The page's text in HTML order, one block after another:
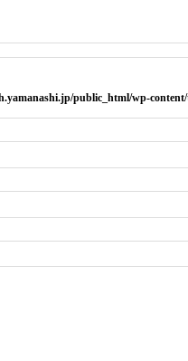
public_html/wp-